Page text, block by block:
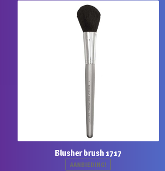
Blusher brush 1717
AANBIEDING!